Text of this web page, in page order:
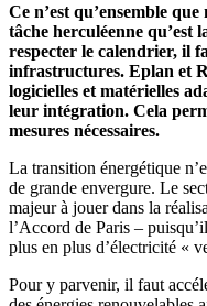
Ce n’est qu’ensemble
tâche herculéenne qu’est
respecter le calendrier, il
infrastructures. Eplan et
logicielles et matérielles
leur intégration. Cela
mesures nécessaires.
La transition énergétique
de grande envergure. Le
majeur à jouer dans la
l’Accord de Paris –
plus en plus d’électricité «
Pour y parvenir, il faut